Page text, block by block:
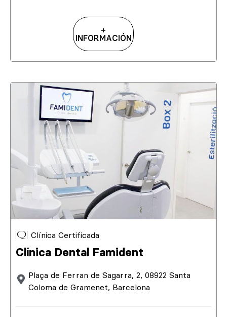
+
INFORMACIÓN
Clínica Certificada
Clínica Dental Famident
Plaça de Ferran de Sagarra, 2, 08922 Santa
Coloma de Gramenet, Barcelona